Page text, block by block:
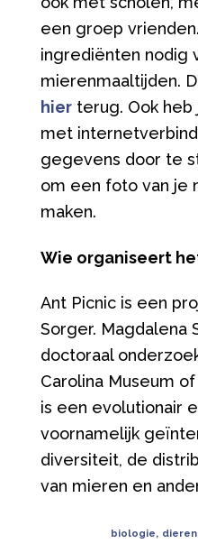
een groep
ingrediënten nodig
mierenmaaltijden.
hierterug. Ook heb
met
gegevens door te
om een foto van je
maken.
Wie organiseert
Ant Picnic is een
Sorger. Magdalena
doctoraal
Carolina Museum
is een evolutionair
voornamelijk
diversiteit, de
van mieren en
biologie, dieren